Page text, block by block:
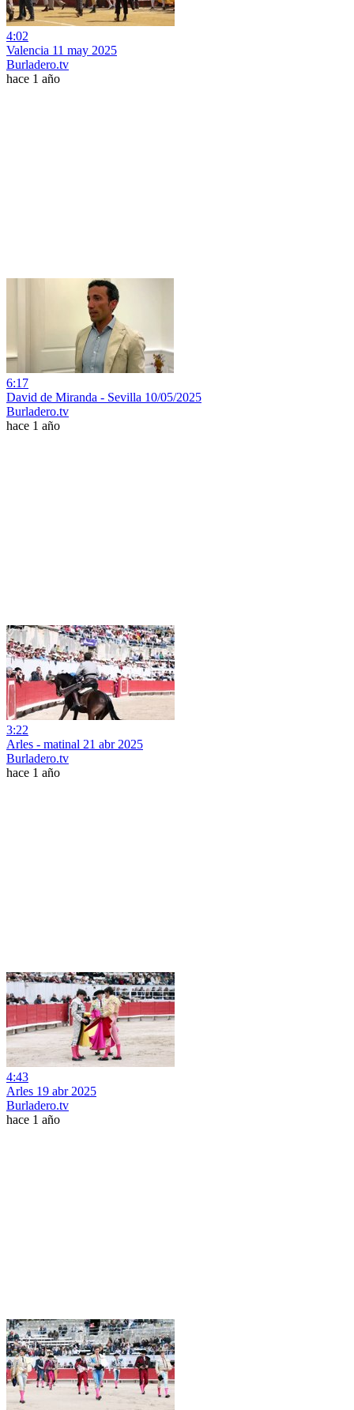
4:02
Valencia 11 may 2025
Burladero.tv
hace 1 año
6:17
David de Miranda - Sevilla 10/05/2025
Burladero.tv
hace 1 año
3:22
Arles - matinal 21 abr 2025
Burladero.tv
hace 1 año
4:43
Arles 19 abr 2025
Burladero.tv
hace 1 año